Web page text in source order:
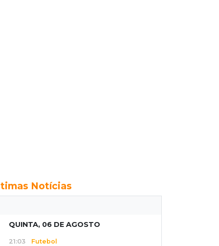
Notícias
QUINTA, 06 DE AGOSTO
21:03 Futebol